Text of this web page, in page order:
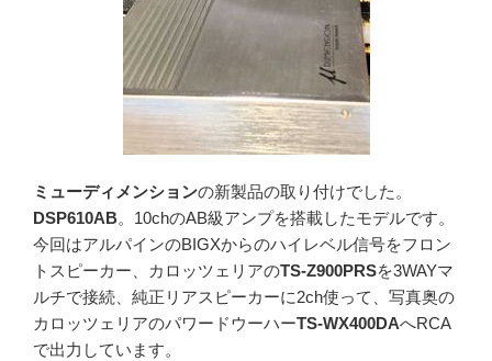
ミューディメンションの新製品の取り付けでした。
DSP610AB。10chのAB級アンプを搭載したモデルです。
今回はアルパインのBIGXからのハイレベル信号をフロン
トスピーカー、カロッツェリアのTS-Z900PRSを3WAYマ
ルチで接続、純正リアスピーカーに2ch使って、写真奥の
カロッツェリアのパワードウーハーTS-WX400DAへRCA
で出力しています。